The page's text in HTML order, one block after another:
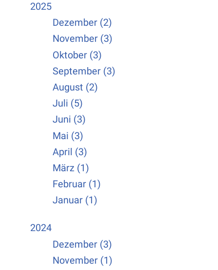
2025
Dezember (2)
November (3)
Oktober (3)
September (3)
August (2)
Juli (5)
Juni (3)
Mai (3)
April (3)
März (1)
Februar (1)
Januar (1)
2024
Dezember (3)
November (1)